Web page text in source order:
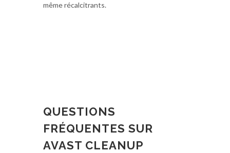
même récalcitrants.
QUESTIONS
FRÉQUENTES SUR
AVAST CLEANUP